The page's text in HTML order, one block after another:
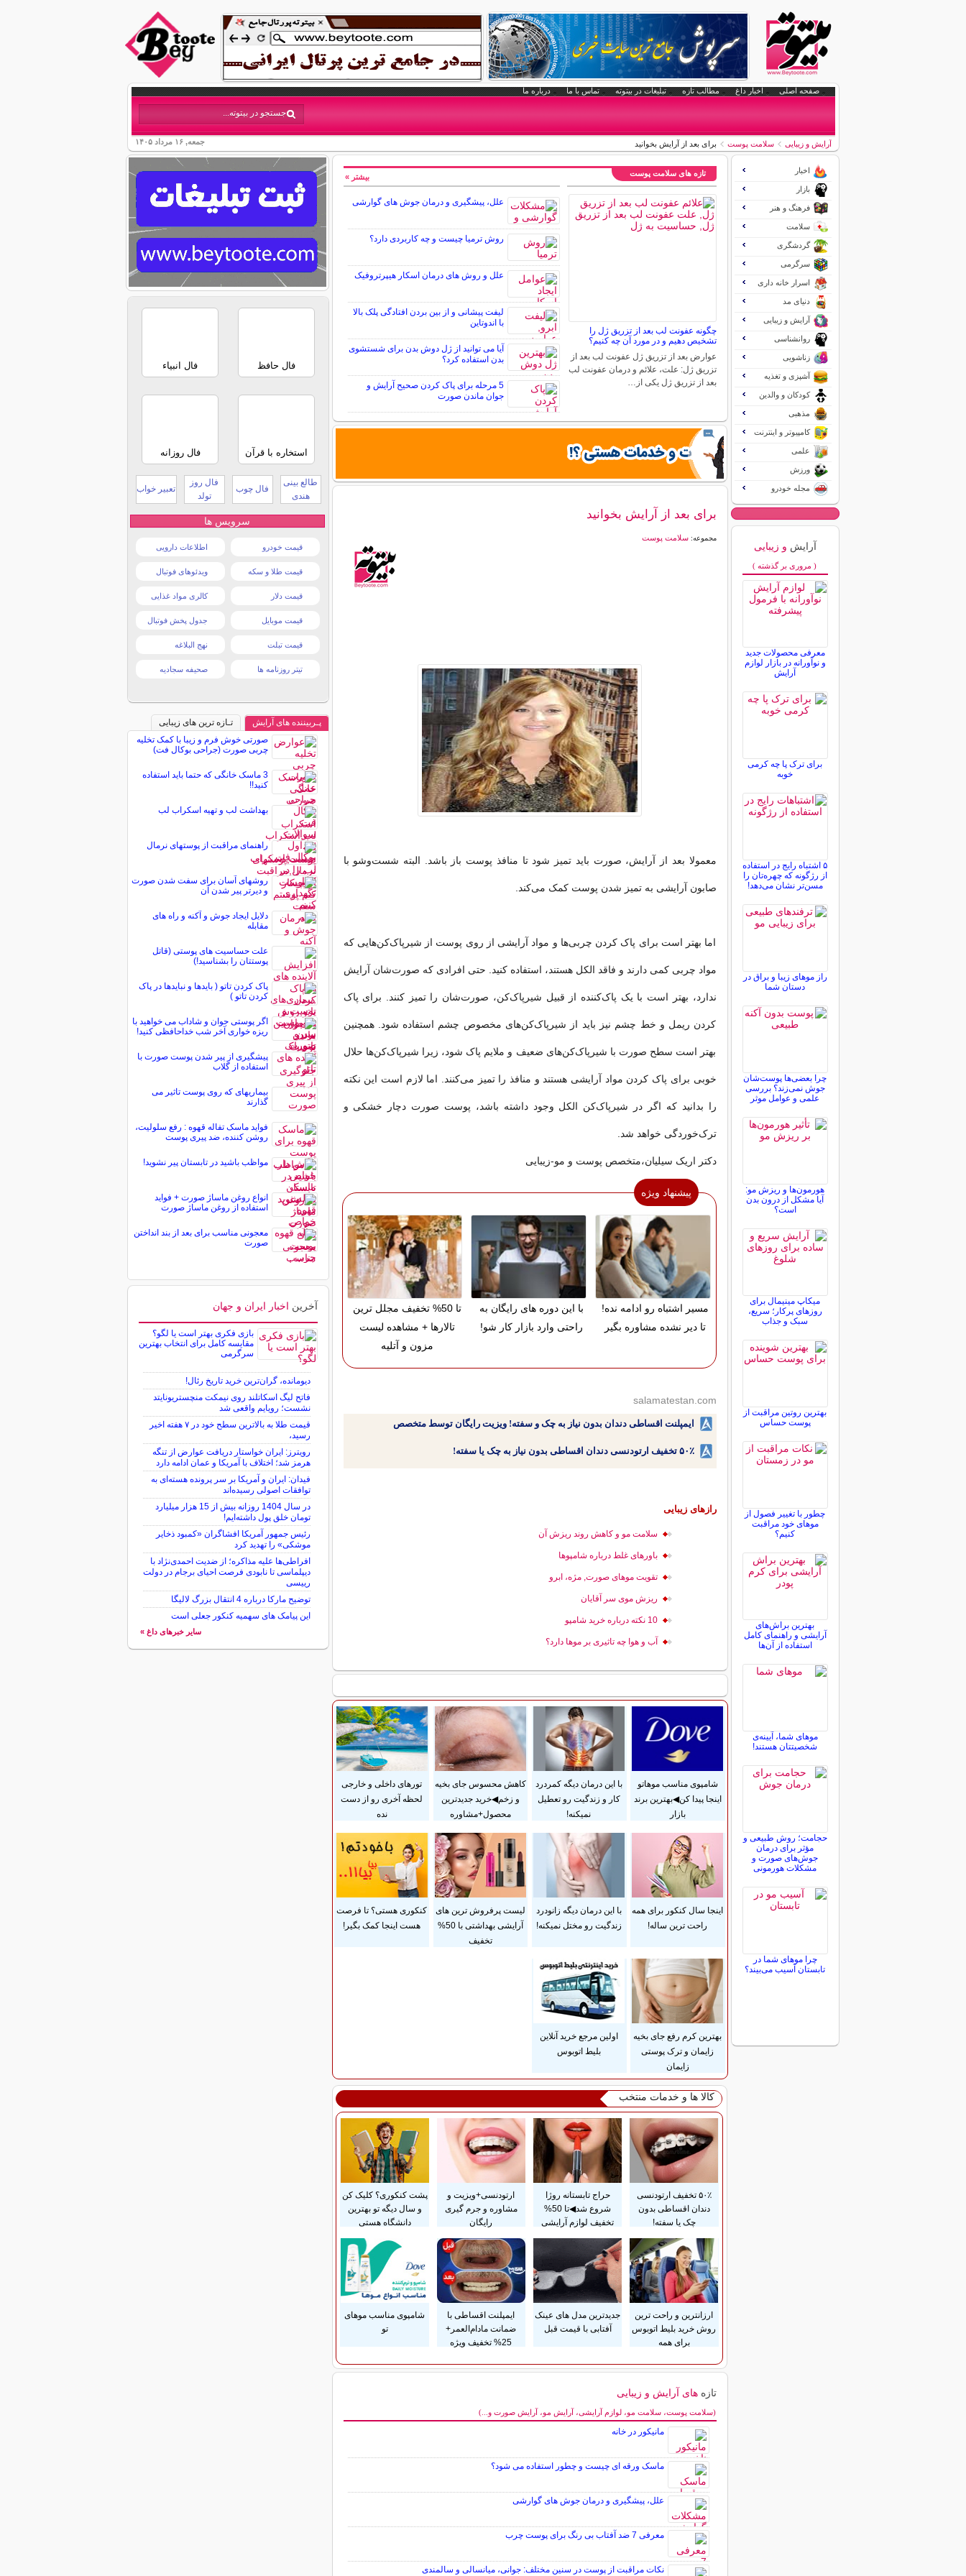
صفحه اصلی اخبار داغ مطالب تازه تبلیغات در بیتوته تماس با ما درباره ما
جمعه, ۱۶ مرداد ۱۴۰۵ آرایش و زیبایی سلامت پوست برای بعد از آرایش بخوانید
تازه های سلامت پوست
چگونه عفونت لب بعد از تزریق ژل را
تشخیص دهیم و در مورد آن چه کنیم؟
عوارض بعد از تزریق ژل عفونت لب بعد از
تزریق ژل: علت، علائم و درمان عفونت لب
بعد از تزریق ژل یکی از…
علل، پیشگیری و درمان جوش های گوارشی
روش ترمیا چیست و چه کاربردی دارد؟
علل و روش های درمان اسکار هیپرتروفیک
لیفت پیشانی و از بین بردن افتادگی پلک بالا
با اندوتاین
آیا می توانید از ژل دوش بدن برای شستشوی
بدن استفاده کرد؟
5 مرحله برای پاک کردن صحیح آرایش و
جوان ماندن صورت
بیشتر »
برای بعد از آرایش بخوانید
مجموعه:سلامت پوست
معمولا بعد از آرایش، صورت باید تمیز شود تا منافذ پوست باز باشد. البته شست‌وشو با
صابون آرایشی به تمیز شدن پوست کمک ‌می‌کند.
اما بهتر است برای پاک کردن چربی‌ها و مواد آرایشی از روی پوست از شیرپاک‌کن‌هایی که
مواد چربی کمی دارند و فاقد الکل هستند، استفاده کنید. حتی افرادی که صورت‌شان آرایش
ندارد، بهتر است با یک پاک‌کننده از قبیل شیرپاک‌کن، صورت‌شان را تمیز کنند. برای پاک
کردن ریمل و خط چشم نیز باید از شیرپاک‌کن‌های مخصوص چشم استفاده شود. همچنین
بهتر است سطح صورت با شیر‌پاک‌کن‌های ضعیف و ملایم پاک شود، زیرا شیرپاک‌کن‌ها حلال
خوبی برای پاک کردن مواد آرایشی هستند و منافذ را تمیز می‌کنند. اما لازم است این نکته
را بدانید که اگر در شیرپاک‌کن الکل وجود داشته باشد، پوست صورت دچار خشکی و
ترک‌خوردگی خواهد شد.
دکتر اریک سیلیان،متخصص پوست و مو-زیبایی
پیشنهاد ویژه
مسیر اشتباه رو ادامه نده!
تا دیر نشده مشاوره بگیر
با این دوره های رایگان به
راحتی وارد بازار کار شو!
تا 50% تخفیف مجلل ترین
تالارها + مشاهده لیست
مزون و آتلیه
salamatestan.com
ایمپلنت اقساطی دندان بدون نیاز به چک و سفته! ویزیت رایگان توسط متخصص
۵۰٪ تخفیف ارتودنسی دندان اقساطی بدون نیاز به چک یا سفته!
رازهای زیبایی
سلامت مو و کاهش روند ریزش آن
باورهای غلط درباره شامپوها
تقویت موهای صورت, مژه، ابرو
ریزش موی سر آقایان
10 نکته درباره خرید شامپو
آب و هوا چه تاثیری بر موها دارد؟
شامپوی مناسب موهاتو
اینجا پیدا کن◀بهترین برند
بازار
با این درمان دیگه کمردرد
کار و زندگیت رو تعطیل
نمیکنه!
کاهش محسوس جای بخیه
و زخم◀خرید جدیدترین
محصول+مشاوره
تورهای داخلی و خارجی
لحظه آخری رو از دست
نده
اینجا سال کنکور برای همه
راحت ترین ساله!
با این درمان دیگه زانودرد
زندگیت رو مختل نمیکنه!
لیست پرفروش ترین های
آرایشی بهداشتی با 50%
تخفیف
کنکوری هستی؟ تا فرصت
هست اینجا کمک بگیر!
بهترین کرم رفع جای بخیه
زایمان و ترک پوستی
زایمان
اولین مرجع خرید آنلاین
بلیط اتوبوس
کالا ها و خدمات منتخب
۵۰٪ تخفیف ارتودنسی
دندان اقساطی بدون
چک یا سفته!
حراج تابستانه روژا
شروع شد◀تا 50%
تخفیف لوازم آرایشی
ارتودنسی+ویزیت و
مشاوره و جرم گیری
رایگان
پشت کنکوری؟ کلیک کن
و سال دیگه تو بهترین
دانشگاه هستی
ارزانترین و راحت ترین
روش خرید بلیط اتوبوس
برای همه
جدیدترین مدل های عینک
آفتابی با قیمت قبل
ایمپلنت اقساطی با
ضمانت مادام‌العمر+
25% تخفیف ویژه
شامپوی مناسب موهای
تو
تازه های آرایش و زیبایی
(سلامت پوست، سلامت مو، لوازم آرایشی، آرایش مو، آرایش صورت و...)
سایر مطالب آرایش
مانیکور در خانه
ماسک ورقه ای چیست و چطور استفاده می شود؟
علل، پیشگیری و درمان جوش های گوارشی
معرفی 7 ضد آفتاب بی رنگ برای پوست چرب
نکات مراقبت از پوست در سنین مختلف: جوانی، میانسالی و سالمندی
اخبار
بازار
فرهنگ و هنر
سلامت
گردشگری
سرگرمی
اسرار خانه داری
دنیای مد
آرایش و زیبایی
روانشناسی
زناشویی
آشپزی و تغذیه
کودکان و والدین
مذهبی
کامپیوتر و اینترنت
علمی
ورزش
مجله خودرو
آرایش و زیبایی
( مروری بر گذشته )
معرفی محصولات جدید
و نوآورانه در بازار لوازم
آرایش
برای ترک پا چه کرمی
خوبه
۵ اشتباه رایج در استفاده
از رژگونه که چهره‌تان را
مسن‌تر نشان می‌دهد!
راز موهای زیبا و براق در
دستان شما
چرا بعضی‌ها پوست‌شان
جوش نمی‌زند؟ بررسی
علمی و عوامل موثر
هورمون‌ها و ریزش مو:
آیا مشکل از درون بدن
است؟
میکاپ مینیمال برای
روزهای پرکار؛ سریع،
سبک و جذاب
بهترین روتین مراقبت از
پوست حساس
چطور با تغییر فصول از
موهای خود مراقبت
کنیم؟
بهترین براش‌های
آرایشی و راهنمای کامل
استفاده از آن‌ها
موهای شما، آیینه‌ی
شخصیتتان هستند!
حجامت؛ روش طبیعی و
مؤثر برای درمان
جوش‌های صورت و
مشکلات هورمونی
چرا موهای شما در
تابستان آسیب می‌بیند؟
فال حافظ فال انبیاء
استخاره با قرآن فال روزانه
طالع بینی
هندی
فال چوب
فال روز
تولد
تعبیر خواب
سرویس ها
قیمت خودرو اطلاعات دارویی
قیمت طلا و سکه ویدئوهای فوتبال
قیمت دلار کالری مواد غذایی
قیمت موبایل جدول پخش فوتبال
قیمت تبلت نهج البلاغه
تیتر روزنامه ها صحیفه سجادیه
پـربیننده های آرایش
تـازه ترین های زیبایی
صورتی خوش فرم و زیبا با کمک تخلیه
چربی صورت (جراحی بوکال فت)
3 ماسک خانگی که حتما باید استفاده
کنید!!
بهداشت لب و تهیه اسکراب لب
راهنمای مراقبت از پوستهای نرمال
روشهای آسان برای سفت شدن صورت
و دیرتر پیر شدن آن
دلایل ایجاد جوش و آکنه و راه های
مقابله
علت حساسیت های پوستی (قاتل
پوستتان را بشناسید!)
پاک کردن تاتو ( بایدها و نبایدها در پاک
کردن تاتو )
اگر پوستی جوان و شاداب می خواهید با
ریزه خواری آخر شب خداحافظی کنید!
پیشگیری از پیر شدن پوست صورت با
استفاده از گلاب
بیماریهای که روی پوست تاثیر می
گذارند
فواید ماسک تفاله قهوه : رفع سلولیت،
روشن کننده، ضد پیری پوست
مواظب باشید در تابستان پیر نشوید!
انواع روغن ماساژ صورت + فواید
استفاده از روغن ماساژ صورت
معجونی مناسب برای بعد از بند انداختن
صورت
آخرین اخبار ایران و جهان
بازی فکری بهتر است یا لگو؟
مقایسه کامل برای انتخاب بهترین
سرگرمی
دیومانده، گران‌ترین خرید تاریخ رئال!
فاتح لیگ اسکاتلند روی نیمکت منچستریونایتد
نشست؛ رویایم واقعی شد
قیمت طلا به بالاترین سطح خود در ۷ هفته اخیر
رسید،
رویترز: ایران خواستار دریافت عوارض از تنگه
هرمز شد؛ اختلاف با آمریکا و عمان ادامه دارد
فیدان: ایران و آمریکا بر سر پرونده هسته‌ای به
توافقات اصولی رسیده‌اند
در سال 1404 روزانه بیش از 15 هزار میلیارد
تومان خلق پول داشته‌ایم!
رئیس جمهور آمریکا افشاگران «کمبود ذخایر
موشکی» را تهدید کرد
افراطی‌ها علیه مذاکره؛ از ضدیت احمدی‌نژاد با
دیپلماسی تا نابودی فرصت احیای برجام در دولت
رییسی
توضیح مارکا درباره 4 انتقال بزرگ لالیگا
این پیامک های سهمیه کنکور جعلی است
سایر خبرهای داغ »